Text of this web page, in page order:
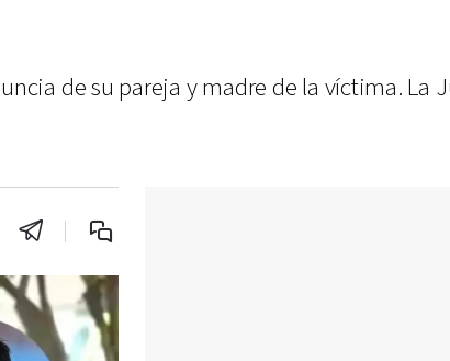
de su pareja y madre de la víctima. La